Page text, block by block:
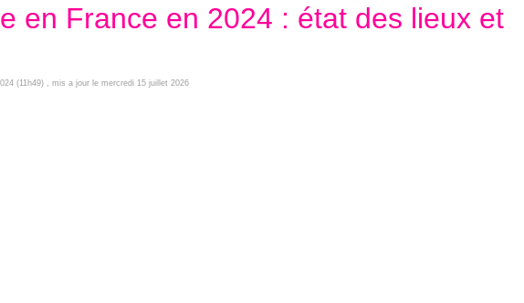
en France en 2024 : état des lieux et
(11h49) , mis a jour le mercredi 15 juillet 2026